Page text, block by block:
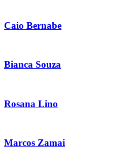
Caio Bernabe
Bianca Souza
Rosana Lino
Marcos Zamai